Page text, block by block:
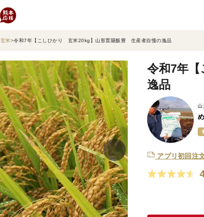
玄米 令和7年【こしひかり 玄米20kg】山形置賜飯豊 生産者自慢の逸品
令和7年
逸品
山
アプリ初回注